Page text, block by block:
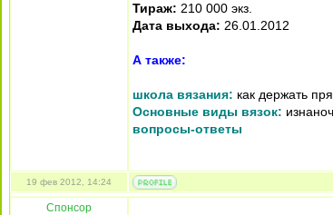
Тираж: 210 000 экз.
Дата выхода: 26.01.2012
А также:
школа вязания: как держать
Основные виды вязок:
вопросы-ответы
19 фев 2012, 14:24
Спонсор